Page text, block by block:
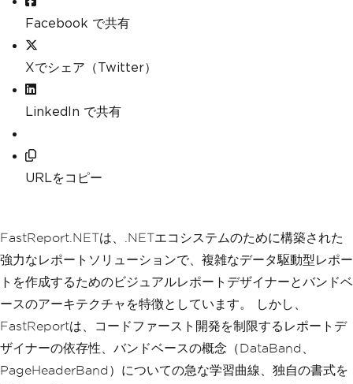
Facebook で共有
Xでシェア（Twitter）
LinkedIn で共有
URLをコピー
FastReport.NETは、.NETエコシステムのために構築された
強力なレポートソリューションで、複雑なデータ駆動型レポー
トを作成するためのビジュアルレポートデザイナーとバンドベ
ースのアーキテクチャを特徴としています。 しかし、
FastReportは、コードファースト開発を制限するレポートデ
ザイナーの依存性、バンドベースの概念（DataBand、
PageHeaderBand）についての急な学習曲線、独自の書式を